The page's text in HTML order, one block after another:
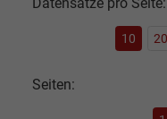
10 20
Seiten: